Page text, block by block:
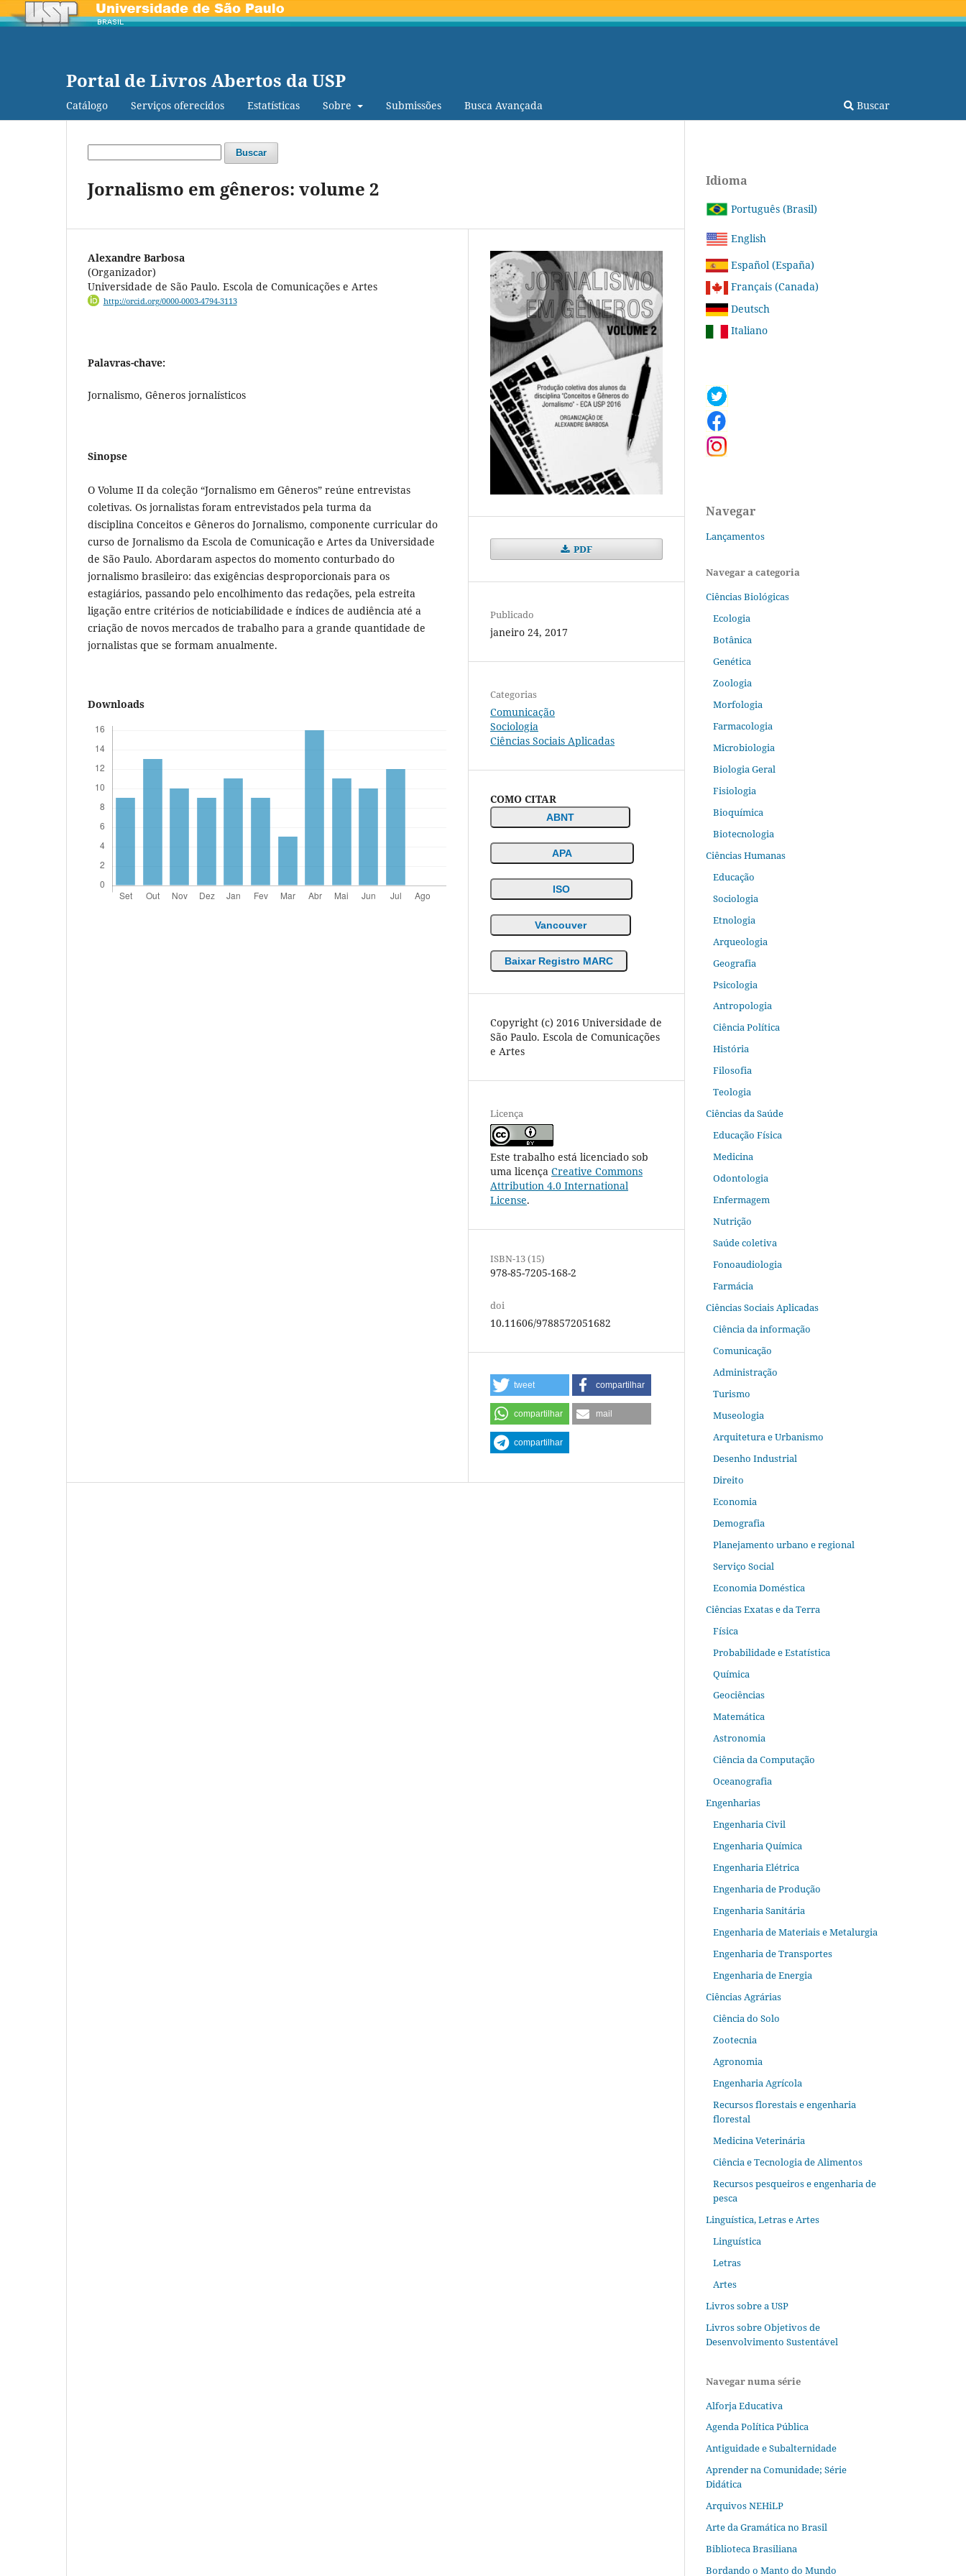
Portal de Livros Abertos da USP
Catálogo Serviços oferecidos Estatísticas Sobre Submissões Busca Avançada Buscar
Buscar
Jornalismo em gêneros: volume 2
Alexandre Barbosa
(Organizador)
Universidade de São Paulo. Escola de Comunicações e Artes
http://orcid.org/0000-0003-4794-3113
Palavras-chave:
Jornalismo, Gêneros jornalísticos
Sinopse
O Volume II da coleção “Jornalismo em Gêneros” reúne entrevistas
coletivas. Os jornalistas foram entrevistados pela turma da
disciplina Conceitos e Gêneros do Jornalismo, componente curricular do
curso de Jornalismo da Escola de Comunicação e Artes da Universidade
de São Paulo. Abordaram aspectos do momento conturbado do
jornalismo brasileiro: das exigências desproporcionais para os
estagiários, passando pelo encolhimento das redações, pela estreita
ligação entre critérios de noticiabilidade e índices de audiência até a
criação de novos mercados de trabalho para a grande quantidade de
jornalistas que se formam anualmente.
Downloads
PDF
Publicado
janeiro 24, 2017
Categorias
Comunicação
Sociologia
Ciências Sociais Aplicadas
COMO CITAR
ABNT
APA
ISO
Vancouver
Baixar Registro MARC
Copyright (c) 2016 Universidade de
São Paulo. Escola de Comunicações
e Artes
Licença
Este trabalho está licenciado sob
uma licença Creative Commons
Attribution 4.0 International
License.
ISBN-13 (15)
978-85-7205-168-2
doi
10.11606/9788572051682
tweet compartilhar
compartilhar mail
compartilhar
Idioma
Português (Brasil)
English
Español (España)
Français (Canada)
Deutsch
Italiano
Navegar
Lançamentos
Navegar a categoria
Ciências Biológicas
Ecologia
Botânica
Genética
Zoologia
Morfologia
Farmacologia
Microbiologia
Biologia Geral
Fisiologia
Bioquímica
Biotecnologia
Ciências Humanas
Educação
Sociologia
Etnologia
Arqueologia
Geografia
Psicologia
Antropologia
Ciência Política
História
Filosofia
Teologia
Ciências da Saúde
Educação Física
Medicina
Odontologia
Enfermagem
Nutrição
Saúde coletiva
Fonoaudiologia
Farmácia
Ciências Sociais Aplicadas
Ciência da informação
Comunicação
Administração
Turismo
Museologia
Arquitetura e Urbanismo
Desenho Industrial
Direito
Economia
Demografia
Planejamento urbano e regional
Serviço Social
Economia Doméstica
Ciências Exatas e da Terra
Física
Probabilidade e Estatística
Química
Geociências
Matemática
Astronomia
Ciência da Computação
Oceanografia
Engenharias
Engenharia Civil
Engenharia Química
Engenharia Elétrica
Engenharia de Produção
Engenharia Sanitária
Engenharia de Materiais e Metalurgia
Engenharia de Transportes
Engenharia de Energia
Ciências Agrárias
Ciência do Solo
Zootecnia
Agronomia
Engenharia Agrícola
Recursos florestais e engenharia
florestal
Medicina Veterinária
Ciência e Tecnologia de Alimentos
Recursos pesqueiros e engenharia de
pesca
Linguística, Letras e Artes
Linguística
Letras
Artes
Livros sobre a USP
Livros sobre Objetivos de
Desenvolvimento Sustentável
Navegar numa série
Alforja Educativa
Agenda Política Pública
Antiguidade e Subalternidade
Aprender na Comunidade; Série
Didática
Arquivos NEHiLP
Arte da Gramática no Brasil
Biblioteca Brasiliana
Bordando o Manto do Mundo